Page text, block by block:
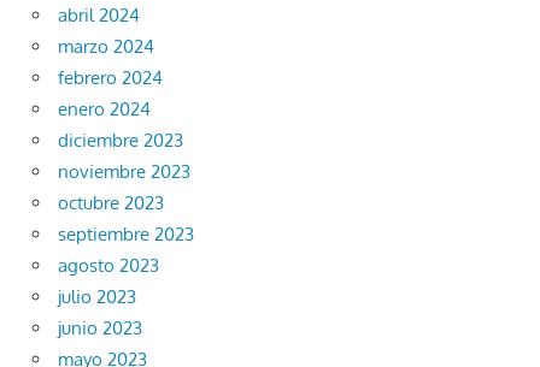
abril 2024
marzo 2024
febrero 2024
enero 2024
diciembre 2023
noviembre 2023
octubre 2023
septiembre 2023
agosto 2023
julio 2023
junio 2023
mayo 2023